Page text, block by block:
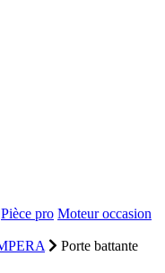
Pièce pro Moteur occasion
Porte battante